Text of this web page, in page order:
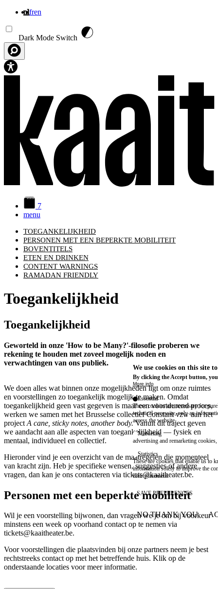
nlfren
Dark Mode Switch
7
menu
TOEGANKELIJKHEID
PERSONEN MET EEN BEPERKTE MOBILITEIT
BOVENTITELS
ETEN EN DRINKEN
CONTENT WARNINGS
RAMADAN FRIENDLY
Toegankelijkheid
Toegankelijkheid
Geworteld in onze 'How to be Many?'-filosofie proberen we
rekening te houden met zoveel mogelijk noden en
verwachtingen van ons publiek.
We doen alles wat binnen onze mogelijkheden ligt om onze ruimtes
en voorstellingen zo toegankelijk mogelijk te maken. Omdat
toegankelijkheid geen vast gegeven is maar een voortdurend proces,
werken we samen met het Brusselse collectiefConstant vzwaan het
project A cane, sticky notes, another body.Vanuit dit traject geven
we aandacht aan alle aspecten van toegankelijkheid — fysiek en
mentaal, individueel en collectief.
Hieronder vind je een overzicht van de maatregelen die momenteel
van kracht zijn. Heb je specifieke wensen, suggesties of andere
vragen, dan kan je ons contacteren via tickets@kaaitheater.be.
Personen met een beperkte mobiliteit
Wil je een voorstelling bijwonen, dan vragen we je om bij voorkeur
minstens een week op voorhand contact op te nemen via
tickets@kaaitheater.be.
Voor voorstellingen die plaatsvinden bij onze partners neem je best
rechtstreeks contact op met het betreffende huis. Klik op de
onderstaande locaties voor meer informatie.
We use cookies on this site
By clicking the Accept button,
More info
Essential
These cookies are necessary for
technical necessity, only an
access the website.
Marketing
advertising and remarketing cookies,
Statistics
These are cookies that enable us to
information solely to improve the
their placement.
SAVE PREFERENCES
NO THANK YOU
WITHDRAW